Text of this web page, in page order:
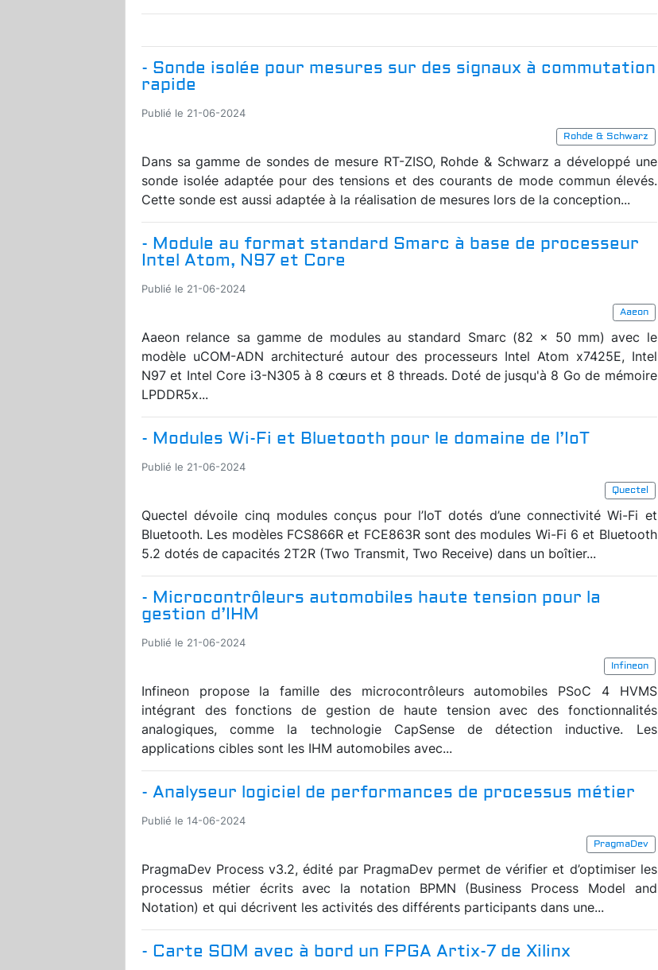
- Sonde isolée pour mesures sur des signaux à commutation
rapide
Publié le 21-06-2024
Rohde & Schwarz
Dans sa gamme de sondes de mesure RT-ZISO, Rohde & Schwarz a développé une
sonde isolée adaptée pour des tensions et des courants de mode commun élevés.
Cette sonde est aussi adaptée à la réalisation de mesures lors de la conception...
- Module au format standard Smarc à base de processeur
Intel Atom, N97 et Core
Publié le 21-06-2024
Aaeon
Aaeon relance sa gamme de modules au standard Smarc (82 x 50 mm) avec le
modèle uCOM-ADN architecturé autour des processeurs Intel Atom x7425E, Intel
N97 et Intel Core i3-N305 à 8 cœurs et 8 threads. Doté de jusqu'à 8 Go de mémoire
LPDDR5x...
- Modules Wi-Fi et Bluetooth pour le domaine de l’IoT
Publié le 21-06-2024
Quectel
Quectel dévoile cinq modules conçus pour l’IoT dotés d’une connectivité Wi-Fi et
Bluetooth. Les modèles FCS866R et FCE863R sont des modules Wi-Fi 6 et Bluetooth
5.2 dotés de capacités 2T2R (Two Transmit, Two Receive) dans un boîtier...
- Microcontrôleurs automobiles haute tension pour la
gestion d’IHM
Publié le 21-06-2024
Infineon
Infineon propose la famille des microcontrôleurs automobiles PSoC 4 HVMS
intégrant des fonctions de gestion de haute tension avec des fonctionnalités
analogiques, comme la technologie CapSense de détection inductive. Les
applications cibles sont les IHM automobiles avec...
- Analyseur logiciel de performances de processus métier
Publié le 14-06-2024
PragmaDev
PragmaDev Process v3.2, édité par PragmaDev permet de vérifier et d’optimiser les
processus métier écrits avec la notation BPMN (Business Process Model and
Notation) et qui décrivent les activités des différents participants dans une...
- Carte SOM avec à bord un FPGA Artix-7 de Xilinx